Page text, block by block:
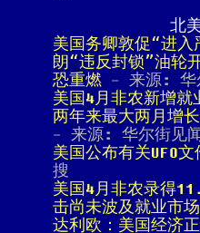
北
美国务卿敦促“进
朗“违反封锁”油轮
恐重燃 - 来源: 华
美国4月非农新增
两年来最大两月增
- 来源: 华尔街见闻
美国公布有关UFO文
搜
美国4月非农录得
击尚未波及就业市场
达利欧：美国经济